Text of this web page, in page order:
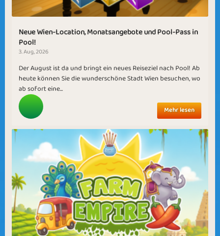
Neue Wien-Location, Monatsangebote und Pool-Pass in
Pool!
3. Aug, 2026
Der August ist da und bringt ein neues Reiseziel nach Pool! Ab
heute können Sie die wunderschöne Stadt Wien besuchen, wo
ab sofort eine...
Mehr lesen